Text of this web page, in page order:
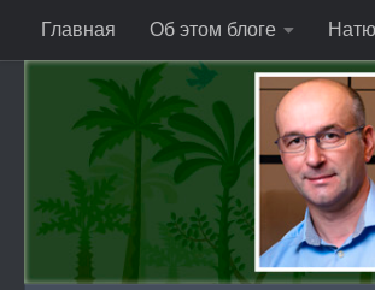
Перейти к содержимому
Главная Об этом блоге